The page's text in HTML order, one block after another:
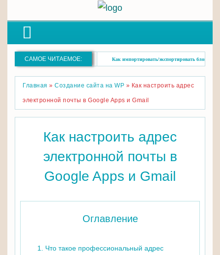
САМОЕ ЧИТАЕМОЕ:
повышения рейтинга Как импортировать/экспортировать блоки Gutenberg
Главная » Создание сайта на WP » Как настроить адрес
электронной почты в Google Apps и Gmail
Как настроить адрес
электронной почты в
Google Apps и Gmail
Оглавление
Что такое профессиональный адрес